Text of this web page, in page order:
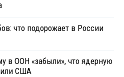
что подорожает в России
в ООН «забыли», что ядерную
США